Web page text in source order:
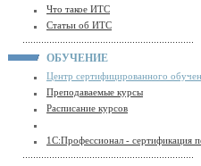
Что такое ИТС
Статьи об ИТС
ОБУЧЕНИЕ
Центр сертифицированного
Преподаваемые курсы
Расписание курсов
1С:Профессионал - сертификация